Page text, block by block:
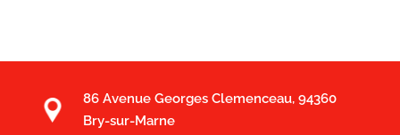
86 Avenue Georges Clemenceau, 94360
Bry-sur-Marne